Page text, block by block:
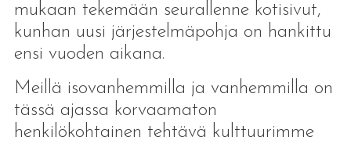
mukaan tekemään seurallenne kotisivut,
kunhan uusi järjestelmäpohja on hankittu
ensi vuoden aikana.
Meillä isovanhemmilla ja vanhemmilla on
tässä ajassa korvaamaton
henkilökohtainen tehtävä kulttuurimme